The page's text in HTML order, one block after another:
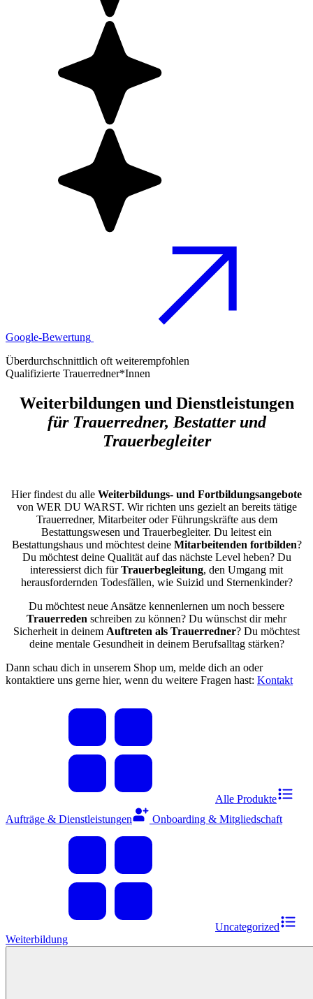
Google-Bewertung
Überdurchschnittlich oft weiterempfohlen
Qualifizierte Trauerredner*Innen
Weiterbildungen und Dienstleistungen
für Trauerredner, Bestatter und
Trauerbegleiter
Hier findest du alle Weiterbildungs- und Fortbildungsangebote
von WER DU WARST. Wir richten uns gezielt an bereits tätige
Trauerredner, Mitarbeiter oder Führungskräfte aus dem
Bestattungswesen und Trauerbegleiter. Du leitest ein
Bestattungshaus und möchtest deine Mitarbeitenden fortbilden?
Du möchtest deine Qualität auf das nächste Level heben? Du
interessierst dich fürTrauerbegleitung, den Umgang mit
herausfordernden Todesfällen, wie Suizid und Sternenkinder?
Du möchtest neue Ansätze kennenlernen um noch bessere
Trauerreden schreiben zu können? Du wünschst dir mehr
Sicherheit in deinem Auftreten als Trauerredner? Du möchtest
deine mentale Gesundheit in deinem Berufsalltag stärken?
Dann schau dich in unserem Shop um, melde dich an oder
kontaktiere uns gerne hier, wenn du weitere Fragen hast: Kontakt
Alle Produkte
Aufträge & Dienstleistungen
Onboarding & Mitgliedschaft
Uncategorized
Weiterbildung